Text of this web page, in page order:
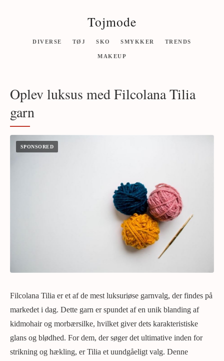
Tojmode
DIVERSE TØJ SKO SMYKKER TRENDS
MAKEUP
Oplev luksus med Filcolana Tilia
garn
Filcolana Tilia er et af de mest luksuriøse garnvalg, der findes på
markedet i dag. Dette garn er spundet af en unik blanding af
kidmohair og morbærsilke, hvilket giver dets karakteristiske
glans og blødhed. For dem, der søger det ultimative inden for
strikning og hækling, er Tilia et uundgåeligt valg. Denne